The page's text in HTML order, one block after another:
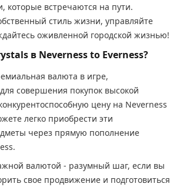
которые встречаются на пути.
стиль жизни, управляйте
оживленной городской жизнью!
в Neverness to Everness?
валюта в игре,
совершения покупок высокой
цену на Neverness
легко приобрести эти
через прямую пополнение
валютой - разумный шаг, если вы
свое продвижение и подготовиться